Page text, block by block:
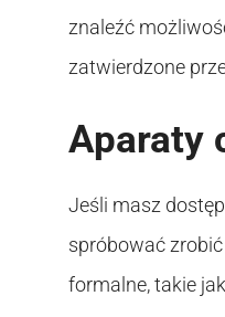
znaleźć
zatwierdzone
Aparaty
Jeśli masz
spróbować
formalne, takie